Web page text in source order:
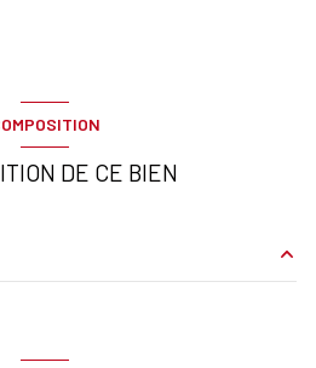
DE CE BIEN